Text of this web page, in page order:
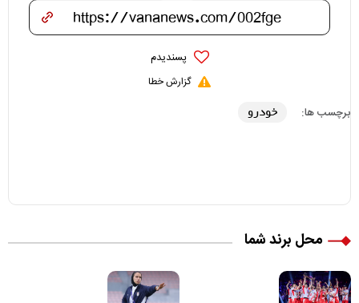
پسندیدم
گزارش خطا
برچسب ها: خودرو
محل برند شما